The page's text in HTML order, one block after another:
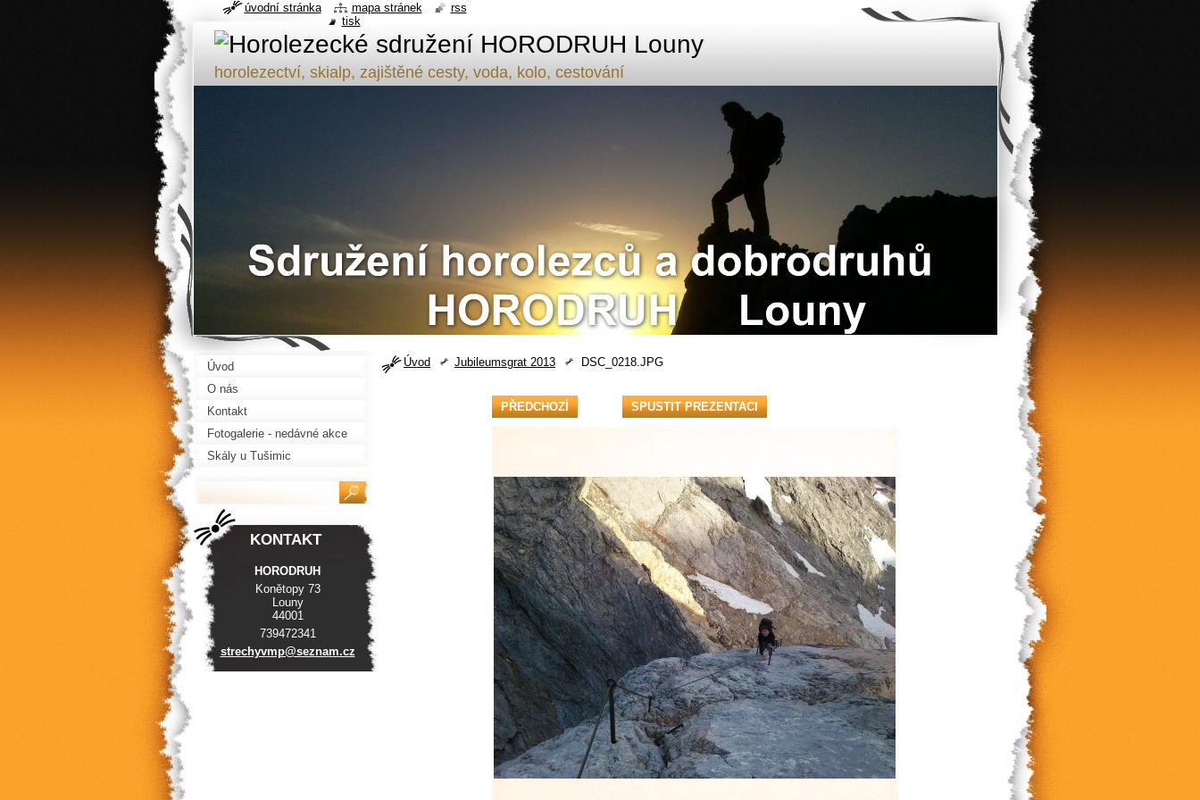
horolezectví, skialp, zajištěné cesty, voda, kolo, cestování
Úvod Jubileumsgrat 2013 DSC_0218.JPG
PŘEDCHOZÍ SPUSTIT PREZENTACI
Úvod
O nás
Kontakt
Fotogalerie - nedávné akce
Skály u Tušimic
KONTAKT
HORODRUH
Konětopy 73
Louny
44001
739472341
strechyvmp@seznam.cz
úvodní stránka mapa stránek
rss
tisk